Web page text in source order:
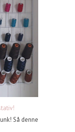
Så denne